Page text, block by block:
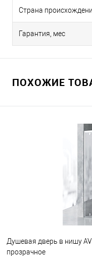
Гарантия, мес
ПОХОЖИЕ
Душевая дверь в нишу
прозрачное